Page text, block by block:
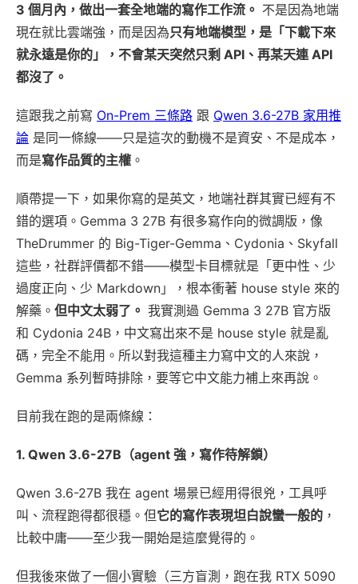
3 個月內，做出一套全地端的寫作工作流。 不是因為地端
現在就比雲端強，而是因為只有地端模型，是「下載下來
就永遠是你的」，不會某天突然只剩 API、再某天連 API
都沒了。
這跟我之前寫 On-Prem 三條路 跟 Qwen 3.6-27B 家用推
論 是同一條線——只是這次的動機不是資安、不是成本，
而是寫作品質的主權 。
順帶提一下，如果你寫的是英文，地端社群其實已經有不
錯的選項。Gemma 3 27B 有很多寫作向的微調版，像
TheDrummer 的 Big-Tiger-Gemma、Cydonia、Skyfall
這些，社群評價都不錯——模型卡目標就是「更中性、少
過度正向、少 Markdown」，根本衝著 house style 來的
解藥。 但中文太弱了。 我實測過 Gemma 3 27B 官方版
和 Cydonia 24B，中文寫出來不是 house style 就是亂
碼，完全不能用。所以對我這種主力寫中文的人來說，
Gemma 系列暫時排除，要等它中文能力補上來再說。
目前我在跑的是兩條線：
1. Qwen 3.6-27B（agent 強，寫作待解鎖）
Qwen 3.6-27B 我在 agent 場景已經用得很兇，工具呼
叫、流程跑得都很穩。但它的寫作表現坦白說蠻一般的 ，
比較中庸——至少我一開始是這麼覺得的。
但我後來做了一個小實驗（三方盲測，跑在我 RTX 5090